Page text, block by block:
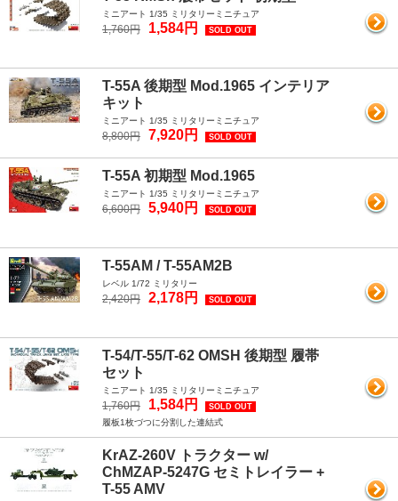
ミニアート 1/35 ミリタリーミニチュア
1,760円 1,584円 SOLD OUT
T-55A 後期型 Mod.1965 インテリア
キット
ミニアート 1/35 ミリタリーミニチュア
8,800円 7,920円 SOLD OUT
T-55A 初期型 Mod.1965
ミニアート 1/35 ミリタリーミニチュア
6,600円 5,940円 SOLD OUT
T-55AM / T-55AM2B
レベル 1/72 ミリタリー
2,420円 2,178円 SOLD OUT
T-54/T-55/T-62 OMSH 後期型 履帯
セット
ミニアート 1/35 ミリタリーミニチュア
1,760円 1,584円 SOLD OUT
履板1枚づつに分割した連結式
KrAZ-260V トラクター w/
ChMZAP-5247G セミトレイラー +
T-55 AMV